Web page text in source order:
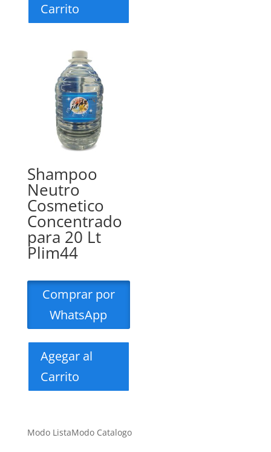
Carrito
Shampoo
Neutro
Cosmetico
Concentrado
para 20 Lt
Plim44
Comprar por
WhatsApp
Agegar al
Carrito
Modo ListaModo Catalogo